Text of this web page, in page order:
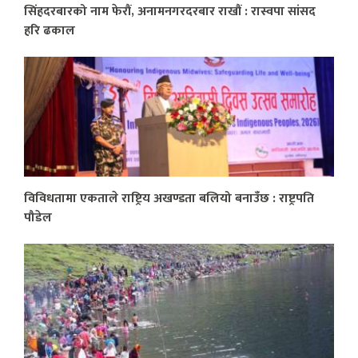
सिंहदरबारको नाम फेरौं, अनामनगरदरबार राखौं : रास्वपा सांसद
हरि ढकाल
विविधतामा एकताले राष्ट्रिय अखण्डता बलियो बनाउँछ : राष्ट्रपति
पौडेल